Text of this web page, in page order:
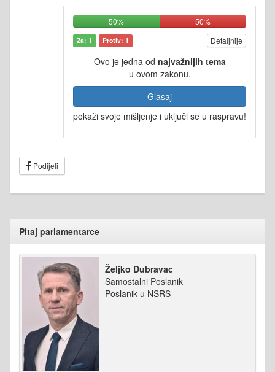
50% 50%
Za: 1 Protiv: 1 Detaljnije
Ovo je jedna od najvažnijih tema
u ovom zakonu.
Glasaj
pokaži svoje mišljenje i uključi se u raspravu!
Podijeli
Pitaj parlamentarce
Željko Dubravac
Samostalni Poslanik
Poslanik u NSRS